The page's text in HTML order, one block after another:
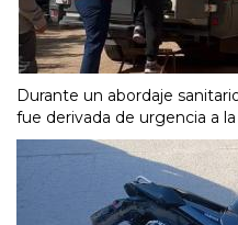
Durante un abordaje
fue derivada de urgencia a la